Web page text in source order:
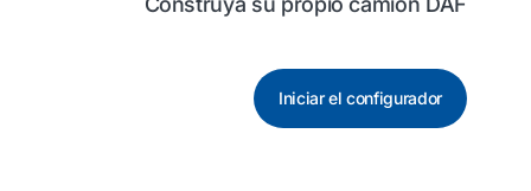
Iniciar el configurador